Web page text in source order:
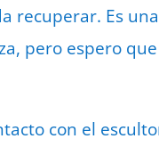
recuperar. Es
pero espero que
con el